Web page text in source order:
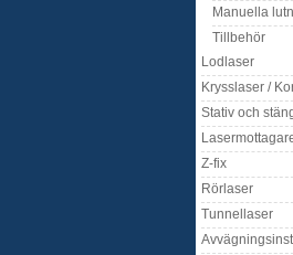
Manuella
Tillbehör
Lodlaser
Krysslaser /
Stativ och
Z-fix
Rörlaser
Tunnellaser